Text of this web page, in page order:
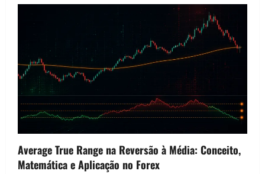
Average True Range na Reversão à Média: Conceito,
Matemática e Aplicação no Forex